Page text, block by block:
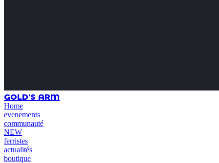
GOLD'S ARM
Home
evenements
communauté
NEW
ferristes
actualités
boutique